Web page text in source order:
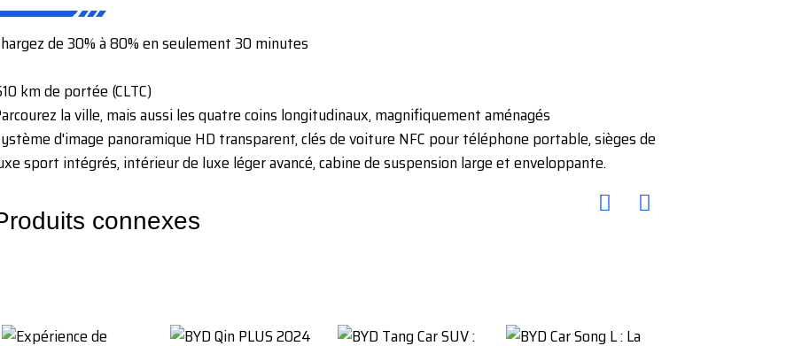
de 30% à 80% en seulement 30 minutes
km de portée (CLTC)
la ville, mais aussi les quatre coins longitudinaux, magnifiquement aménagés
d'image panoramique HD transparent, clés de voiture NFC pour téléphone portable, sièges de
sport intégrés, intérieur de luxe léger avancé, cabine de suspension large et enveloppante.
connexes